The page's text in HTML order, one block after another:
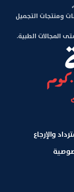
ومنتجات التجميل
المجالات الطبية.
والإرجاع